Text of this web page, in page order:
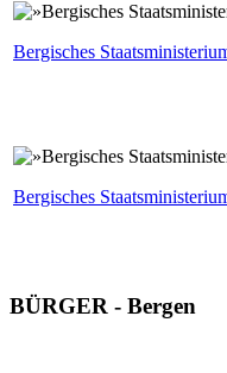
Bergisches
Bergisches
BÜRGER - Bergen